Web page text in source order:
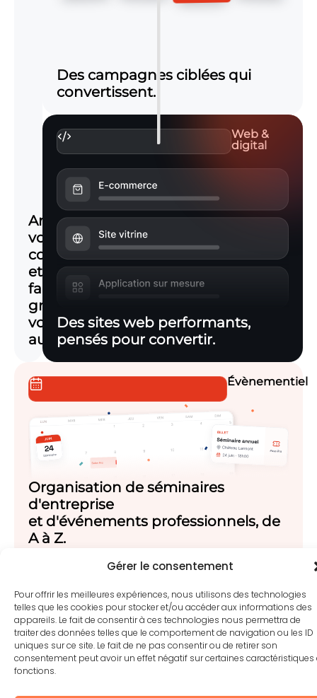
Gérer le consentement
Pour offrir les meilleures expériences, nous utilisons des technologies
telles que les cookies pour stocker et/ou accéder aux informations des
appareils. Le fait de consentir à ces technologies nous permettra de
traiter des données telles que le comportement de navigation ou les ID
uniques sur ce site. Le fait de ne pas consentir ou de retirer son
consentement peut avoir un effet négatif sur certaines caractéristiques
fonctions.
Animez
vos
communautés
et
faites
grandir
votre
audience.
Des campagnes ciblées qui
convertissent.
Web &
digital
Des sites web performants,
pensés pour convertir.
Évènementiel
Organisation de séminaires
d'entreprise
et d'événements professionnels, de
A à Z.
votre
projet
devenait
notre
prochaine
réussite